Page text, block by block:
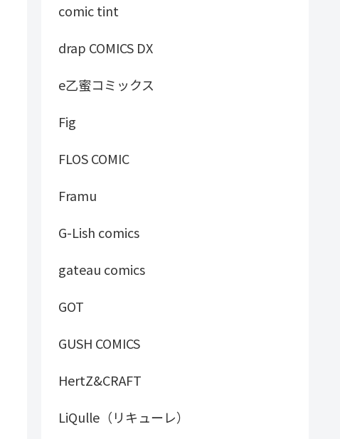
comic tint
drap COMICS DX
e乙蜜コミックス
Fig
FLOS COMIC
Framu
G-Lish comics
gateau comics
GOT
GUSH COMICS
HertZ&CRAFT
LiQulle（リキューレ）